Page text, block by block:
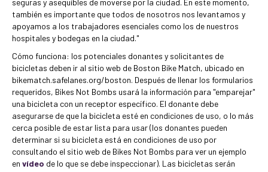
seguras y asequibles de moverse por la ciudad. En este momento,
también es importante que todos de nosotros nos levantamos y
apoyamos a los trabajadores esenciales como los de nuestros
hospitales y bodegas en la ciudad."
Cómo funciona: los potenciales donantes y solicitantes de
bicicletas deben ir al sitio web de Boston Bike Match, ubicado en
bikematch.safelanes.org/boston. Después de llenar los formularios
requeridos, Bikes Not Bombs usará la información para "emparejar"
una bicicleta con un receptor específico. El donante debe
asegurarse de que la bicicleta esté en condiciones de uso, o lo más
cerca posible de estar lista para usar (los donantes pueden
determinar si su bicicleta está en condiciones de uso por
consultando el sitio web de Bikes Not Bombs para ver un ejemplo
en vídeo de lo que se debe inspeccionar). Las bicicletas serán